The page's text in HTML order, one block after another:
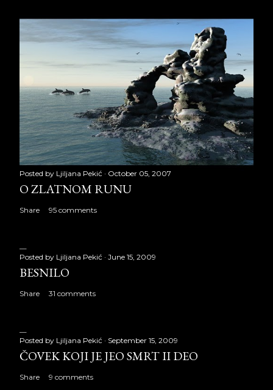
Posted by Ljiljana Pekić October 05, 2007
O ZLATNOM RUNU
Share 95 comments
Posted by Ljiljana Pekić June 15, 2009
BESNILO
Share 31 comments
Posted by Ljiljana Pekić September 15, 2009
ČOVEK KOJI JE JEO SMRT II DEO
Share 9 comments